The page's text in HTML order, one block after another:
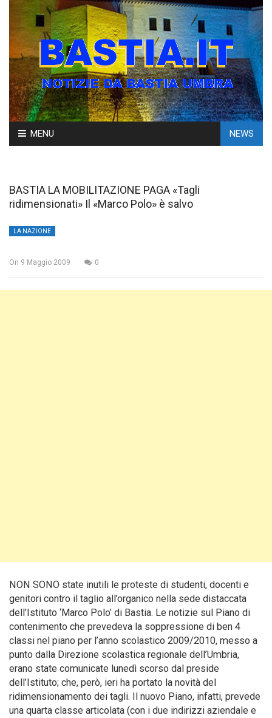
Skip
to
MENU NEWS
BASTIA LA MOBILITAZIONE PAGA «Tagli
ridimensionati» Il «Marco Polo» è salvo
LA NAZIONE
On 9 Maggio 2009 0
NON SONO state inutili le proteste di studenti, docenti e
genitori contro il taglio all’organico nella sede distaccata
dell’Istituto ‘Marco Polo’ di Bastia. Le notizie sul Piano di
contenimento che prevedeva la soppressione di ben 4
classi nel piano per l’anno scolastico 2009/2010, messo a
punto dalla Direzione scolastica regionale dell’Umbria,
erano state comunicate lunedì scorso dal preside
dell’Istituto; che, però, ieri ha portato la novità del
ridimensionamento dei tagli. Il nuovo Piano, infatti, prevede
una quarta classe articolata (con i due indirizzi aziendale e